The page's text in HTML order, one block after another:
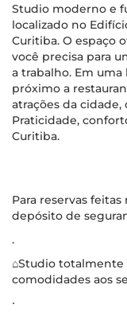
Studio moderno e
localizado no
Curitiba. O espaço
você precisa para
a trabalho. Em uma
próximo a
atrações da cidade,
Praticidade,
Curitiba.
Para reservas
depósito de
.
⌂Studio totalmente
comodidades aos
∙